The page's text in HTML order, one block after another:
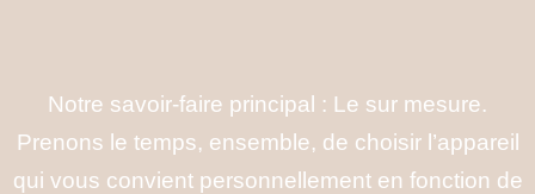
Notre savoir-faire principal : Le sur mesure.
Prenons le temps, ensemble, de choisir l’appareil
qui vous convient personnellement en fonction de